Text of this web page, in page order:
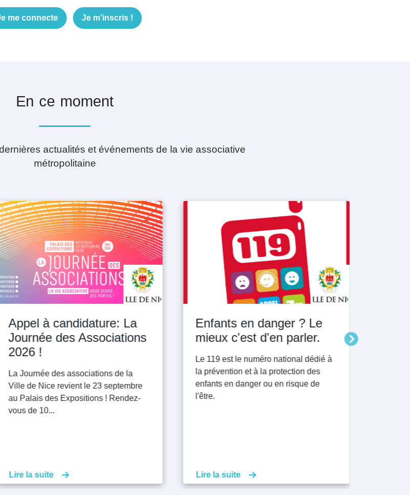
me connecte Je m’inscris !
En ce moment
actualités et événements de la vie associative
métropolitaine
Appel à candidature: La
Journée des Associations
2026 !
Journée des associations de la
de Nice revient le 23 septembre
Palais des Expositions ! Rendez-
de 10...
la suite
Enfants en danger ? Le
mieux c'est d'en parler.
Le 119 est le numéro national dédié à
la prévention et à la protection des
enfants en danger ou en risque de
l'être.
Lire la suite